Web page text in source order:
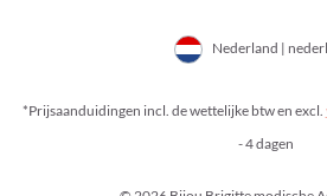
Nederland |
*Prijsaanduidingen incl. de wettelijke btw en excl.
- 4 dagen